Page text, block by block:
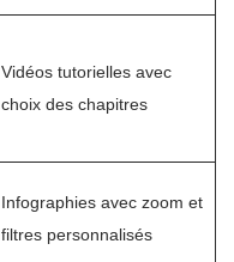
Vidéos tutorielles avec
choix des chapitres
Infographies avec zoom et
filtres personnalisés